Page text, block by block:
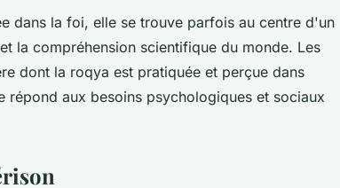
dans la foi, elle se trouve parfois au centre d'un
la compréhension scientifique du monde. Les
dont la roqya est pratiquée et perçue dans
répond aux besoins psychologiques et sociaux